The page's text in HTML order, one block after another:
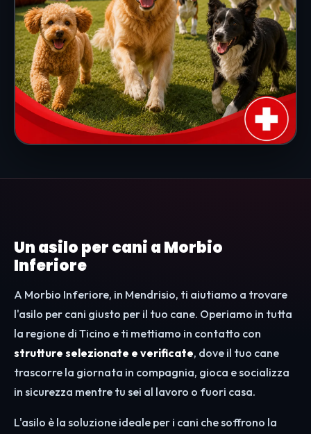
Un asilo per cani a Morbio
Inferiore
A Morbio Inferiore, in Mendrisio, ti aiutiamo a trovare
l'asilo per cani giusto per il tuo cane. Operiamo in tutta
la regione di Ticino e ti mettiamo in contatto con
strutture selezionate e verificate, dove il tuo cane
trascorre la giornata in compagnia, gioca e socializza
in sicurezza mentre tu sei al lavoro o fuori casa.
L'asilo è la soluzione ideale per i cani che soffrono la